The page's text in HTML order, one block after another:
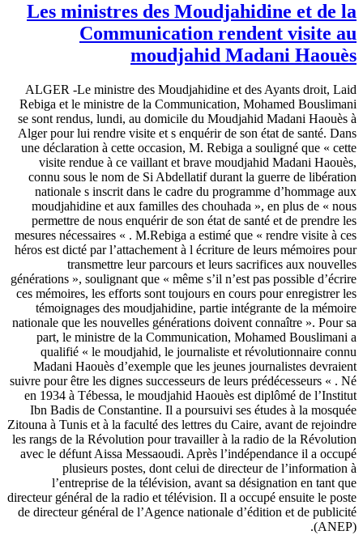
Les ministres des Moudjahidine et de la
Communication rendent visite au
moudjahid Madani Haouès
ALGER -Le ministre des Moudjahidine et des Ayants droit, Laid
Rebiga et le ministre de la Communication, Mohamed Bouslimani
se sont rendus, lundi, au domicile du Moudjahid Madani Haouès à
Alger pour lui rendre visite et s enquérir de son état de santé. Dans
une déclaration à cette occasion, M. Rebiga a souligné que « cette
visite rendue à ce vaillant et brave moudjahid Madani Haouès,
connu sous le nom de Si Abdellatif durant la guerre de libération
nationale s inscrit dans le cadre du programme d’hommage aux
moudjahidine et aux familles des chouhada », en plus de « nous
permettre de nous enquérir de son état de santé et de prendre les
mesures nécessaires « . M.Rebiga a estimé que « rendre visite à ces
héros est dicté par l’attachement à l écriture de leurs mémoires pour
transmettre leur parcours et leurs sacrifices aux nouvelles
générations », soulignant que « même s’il n’est pas possible d’écrire
ces mémoires, les efforts sont toujours en cours pour enregistrer les
témoignages des moudjahidine, partie intégrante de la mémoire
nationale que les nouvelles générations doivent connaître ». Pour sa
part, le ministre de la Communication, Mohamed Bouslimani a
qualifié « le moudjahid, le journaliste et révolutionnaire connu
Madani Haouès d’exemple que les jeunes journalistes devraient
suivre pour être les dignes successeurs de leurs prédécesseurs « . Né
en 1934 à Tébessa, le moudjahid Haouès est diplômé de l’Institut
Ibn Badis de Constantine. Il a poursuivi ses études à la mosquée
Zitouna à Tunis et à la faculté des lettres du Caire, avant de rejoindre
les rangs de la Révolution pour travailler à la radio de la Révolution
avec le défunt Aissa Messaoudi. Après l’indépendance il a occupé
plusieurs postes, dont celui de directeur de l’information à
l’entreprise de la télévision, avant sa désignation en tant que
directeur général de la radio et télévision. Il a occupé ensuite le poste
de directeur général de l’Agence nationale d’édition et de publicité
(ANEP).